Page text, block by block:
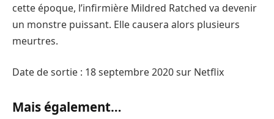
cette époque, l’infirmière Mildred Ratched va devenir
un monstre puissant. Elle causera alors plusieurs
meurtres.
Date de sortie : 18 septembre 2020 sur Netflix
Mais également…